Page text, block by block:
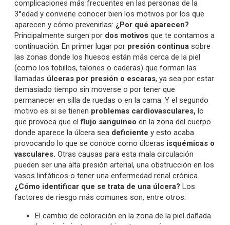
complicaciones más frecuentes en las personas de la
3°edad y conviene conocer bien los motivos por los que
aparecen y cómo prevenirlas: ¿Por qué aparecen?
Principalmente surgen por dos motivos que te contamos a
continuación. En primer lugar por presión continua sobre
las zonas donde los huesos están más cerca de la piel
(como los tobillos, talones o caderas) que forman las
llamadas úlceras por presión o escaras, ya sea por estar
demasiado tiempo sin moverse o por tener que
permanecer en silla de ruedas o en la cama. Y el segundo
motivo es si se tienen problemas cardiovasculares, lo
que provoca que elflujo sanguíneo en la zona del cuerpo
donde aparece la úlcera sea deficiente y esto acaba
provocando lo que se conoce como úlceras isquémicas o
vasculares. Otras causas para esta mala circulación
pueden ser una alta presión arterial, una obstrucción en los
vasos linfáticos o tener una enfermedad renal crónica.
¿Cómo identificar que se trata de una úlcera? Los
factores de riesgo más comunes son, entre otros:
El cambio de coloración en la zona de la piel dañada